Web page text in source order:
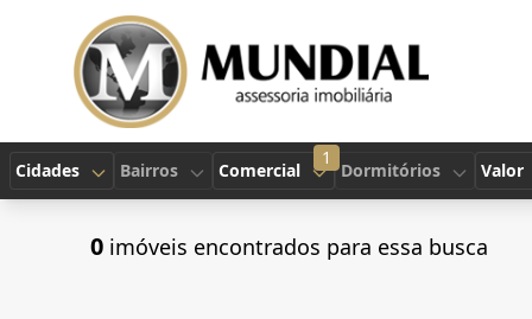
Cidades Bairros
1
Comercial Dormitórios Valor
0 imóveis encontrados para essa busca